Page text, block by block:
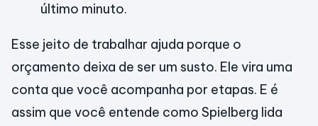
último minuto.
Esse jeito de trabalhar ajuda porque o
orçamento deixa de ser um susto. Ele vira uma
conta que você acompanha por etapas. E é
assim que você entende como Spielberg lida